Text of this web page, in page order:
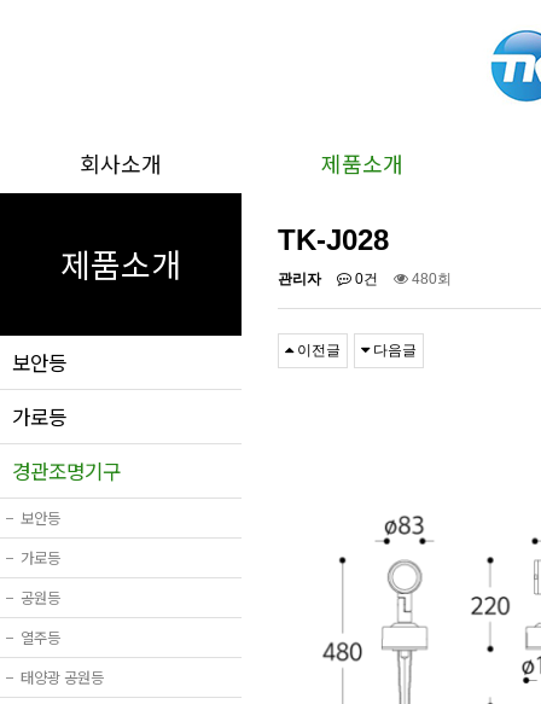
회사소개 제품소개
제품소개
보안등
가로등
경관조명기구
− 보안등
− 가로등
− 공원등
− 열주등
− 태양광 공원등
TK-J028
관리자 0건 480회
이전글 다음글